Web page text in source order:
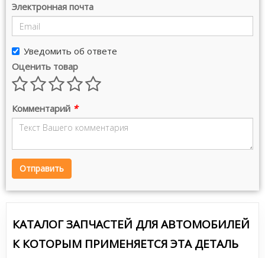
Электронная почта
Уведомить об ответе
Оценить товар
Комментарий *
Отправить
КАТАЛОГ ЗАПЧАСТЕЙ ДЛЯ АВТОМОБИЛЕЙ
К КОТОРЫМ ПРИМЕНЯЕТСЯ ЭТА ДЕТАЛЬ